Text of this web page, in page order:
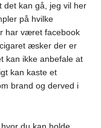
det kan gå, jeg vil her
på hvilke
har været facebook
æsker der er
kan ikke anbefale at
kan kaste et
brand og derved i
du kan holde